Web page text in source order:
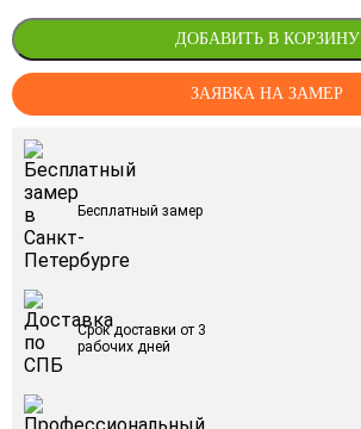
ДОБАВИТЬ В КОРЗИНУ
ЗАЯВКА НА ЗАМЕР
Бесплатный замер
Срок доставки от 3
рабочих дней